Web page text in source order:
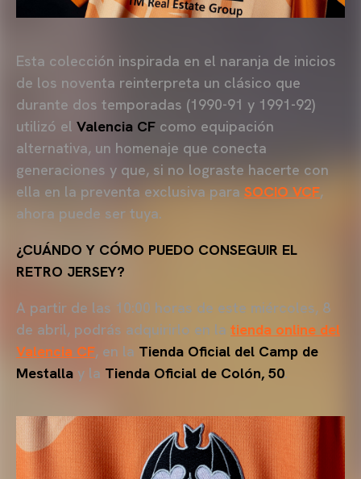
Esta colección inspirada en el naranja de inicios
de los noventa reinterpreta un clásico que
durante dos temporadas (1990-91 y 1991-92)
utilizó el Valencia CF como equipación
alternativa, un homenaje que conecta
generaciones y que, si no lograste hacerte con
ella en la preventa exclusiva para SOCIO VCF,
ahora puede ser tuya.
¿CUÁNDO Y CÓMO PUEDO CONSEGUIR EL
RETRO JERSEY?
A partir de las 10:00 horas de este miércoles, 8
de abril, podrás adquirirlo en la tienda online del
Valencia CF, en la Tienda Oficial del Camp de
Mestalla y la Tienda Oficial de Colón, 50.